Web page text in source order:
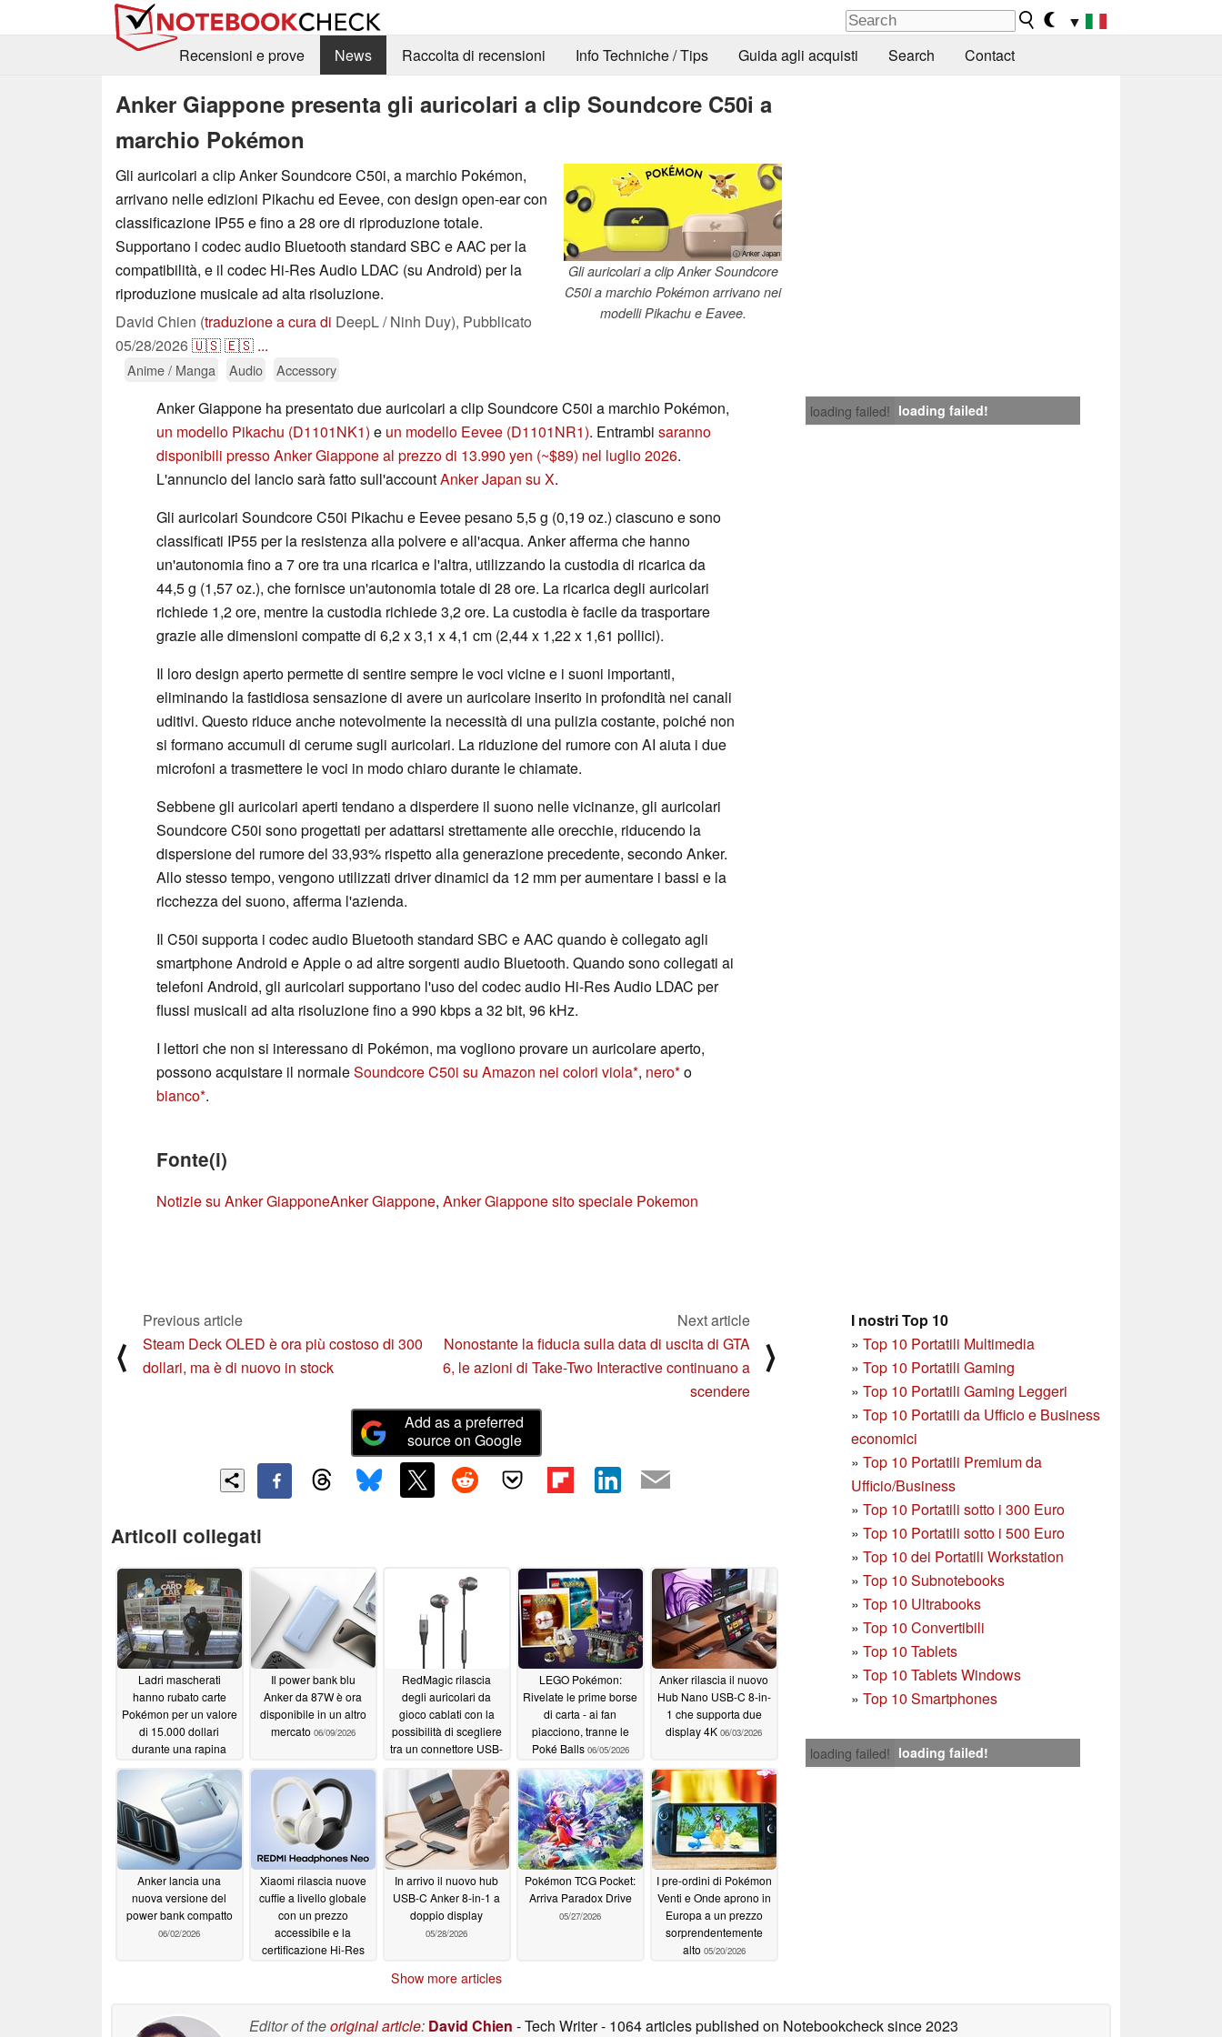
▼
Recensioni e prove
News Raccolta di recensioni Info Techniche / Tips Guida agli acquisti Search Contact
Anker Giappone presenta gli auricolari a clip Soundcore C50i a
marchio Pokémon
ⓘ Anker Japan
Gli auricolari a clip Anker Soundcore
C50i a marchio Pokémon arrivano nei
modelli Pikachu e Eavee.
Gli auricolari a clip Anker Soundcore C50i, a marchio Pokémon,
arrivano nelle edizioni Pikachu ed Eevee, con design open-ear con
classificazione IP55 e fino a 28 ore di riproduzione totale.
Supportano i codec audio Bluetooth standard SBC e AAC per la
compatibilità, e il codec Hi-Res Audio LDAC (su Android) per la
riproduzione musicale ad alta risoluzione.
David Chien (traduzione a cura di DeepL / Ninh Duy), Pubblicato
05/28/2026🇺🇸🇪🇸 ...
Anime / Manga Audio Accessory
loading failed! loading failed!
Anker Giappone ha presentato due auricolari a clip Soundcore C50i a marchio Pokémon,
un modello Pikachu (D1101NK1) e un modello Eevee (D1101NR1). Entrambi saranno
disponibili presso Anker Giappone al prezzo di 13.990 yen (~$89) nel luglio 2026.
L'annuncio del lancio sarà fatto sull'accountAnker Japan su X.
Gli auricolari Soundcore C50i Pikachu e Eevee pesano 5,5 g (0,19 oz.) ciascuno e sono
classificati IP55 per la resistenza alla polvere e all'acqua. Anker afferma che hanno
un'autonomia fino a 7 ore tra una ricarica e l'altra, utilizzando la custodia di ricarica da
44,5 g (1,57 oz.), che fornisce un'autonomia totale di 28 ore. La ricarica degli auricolari
richiede 1,2 ore, mentre la custodia richiede 3,2 ore. La custodia è facile da trasportare
grazie alle dimensioni compatte di 6,2 x 3,1 x 4,1 cm (2,44 x 1,22 x 1,61 pollici).
Il loro design aperto permette di sentire sempre le voci vicine e i suoni importanti,
eliminando la fastidiosa sensazione di avere un auricolare inserito in profondità nei canali
uditivi. Questo riduce anche notevolmente la necessità di una pulizia costante, poiché non
si formano accumuli di cerume sugli auricolari. La riduzione del rumore con AI aiuta i due
microfoni a trasmettere le voci in modo chiaro durante le chiamate.
Sebbene gli auricolari aperti tendano a disperdere il suono nelle vicinanze, gli auricolari
Soundcore C50i sono progettati per adattarsi strettamente alle orecchie, riducendo la
dispersione del rumore del 33,93% rispetto alla generazione precedente, secondo Anker.
Allo stesso tempo, vengono utilizzati driver dinamici da 12 mm per aumentare i bassi e la
ricchezza del suono, afferma l'azienda.
Il C50i supporta i codec audio Bluetooth standard SBC e AAC quando è collegato agli
smartphone Android e Apple o ad altre sorgenti audio Bluetooth. Quando sono collegati ai
telefoni Android, gli auricolari supportano l'uso del codec audio Hi-Res Audio LDAC per
flussi musicali ad alta risoluzione fino a 990 kbps a 32 bit, 96 kHz.
I lettori che non si interessano di Pokémon, ma vogliono provare un auricolare aperto,
possono acquistare il normaleSoundcore C50i su Amazon nei colori viola , nero o
bianco .
Fonte(i)
Notizie su Anker GiapponeAnker Giappone, Anker Giappone sito speciale Pokemon
I nostri Top 10
» Top 10 Portatili Multimedia
» Top 10 Portatili Gaming
» Top 10 Portatili Gaming Leggeri
» Top 10 Portatili da Ufficio e Business
economici
» Top 10 Portatili Premium da
Ufficio/Business
» Top 10 Portatili sotto i 300 Euro
» Top 10 Portatili sotto i 500 Euro
» Top 10 dei Portatili Workstation
» Top 10 Subnotebooks
» Top 10 Ultrabooks
» Top 10 Convertibili
» Top 10 Tablets
» Top 10 Tablets Windows
» Top 10 Smartphones
loading failed! loading failed!
⟨
Previous article
Steam Deck OLED è ora più costoso di 300
dollari, ma è di nuovo in stock
Next article
Nonostante la fiducia sulla data di uscita di GTA
6, le azioni di Take-Two Interactive continuano a
scendere
⟩
Add as a preferred
source on Google
Articoli collegati
Ladri mascherati
hanno rubato carte
Pokémon per un valore
di 15.000 dollari
durante una rapina
California06/13/2026
Il power bank blu
Anker da 87W è ora
disponibile in un altro
mercato 06/09/2026
RedMagic rilascia
degli auricolari da
gioco cablati con la
possibilità di scegliere
tra un connettore USB-
06/08/2026
LEGO Pokémon:
Rivelate le prime borse
di carta - ai fan
piacciono, tranne le
Poké Balls 06/05/2026
Anker rilascia il nuovo
Hub Nano USB-C 8-in-
1 che supporta due
display 4K 06/03/2026
Anker lancia una
nuova versione del
power bank compatto
06/02/2026
Xiaomi rilascia nuove
cuffie a livello globale
con un prezzo
accessibile e la
certificazione Hi-Res
In arrivo il nuovo hub
USB-C Anker 8-in-1 a
doppio display
05/28/2026
Pokémon TCG Pocket:
Arriva Paradox Drive
05/27/2026
I pre-ordini di Pokémon
Venti e Onde aprono in
Europa a un prezzo
sorprendentemente
alto 05/20/2026
Show more articles
Editor of theoriginal article: David Chien - Tech Writer- 1064 articles published on Notebookchecksince 2023